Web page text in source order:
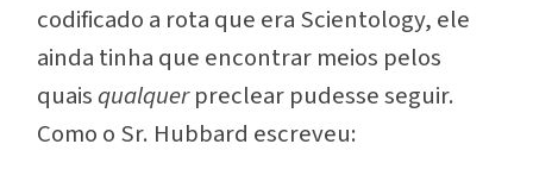
codificado a rota que era Scientology, ele
ainda tinha que encontrar meios pelos
quaisqualquer preclear pudesse seguir.
Como o Sr. Hubbard escreveu: